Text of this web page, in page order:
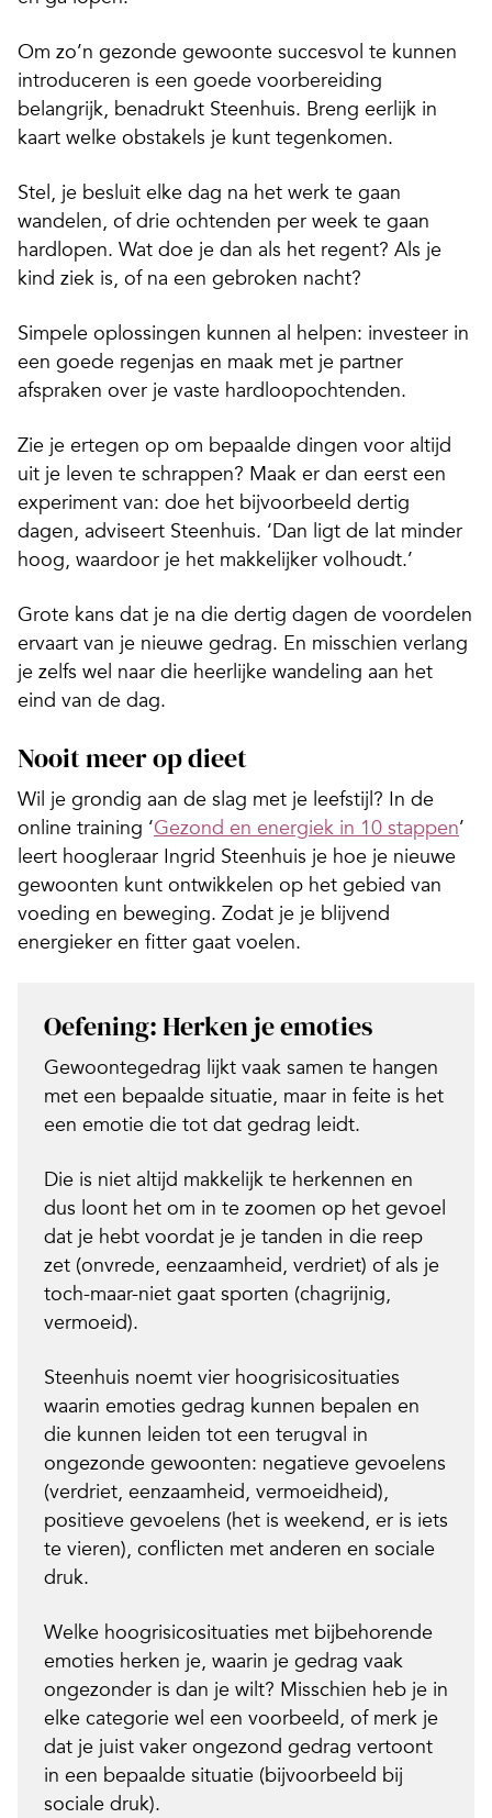
Om zo’n gezonde gewoonte succesvol te kunnen
introduceren is een goede voorbereiding
belangrijk, benadrukt Steenhuis. Breng eerlijk in
kaart welke obstakels je kunt tegenkomen.
Stel, je besluit elke dag na het werk te gaan
wandelen, of drie ochtenden per week te gaan
hardlopen. Wat doe je dan als het regent? Als je
kind ziek is, of na een gebroken nacht?
Simpele oplossingen kunnen al helpen: investeer in
een goede regenjas en maak met je partner
afspraken over je vaste hardloopochtenden.
Zie je ertegen op om bepaalde dingen voor altijd
uit je leven te schrappen? Maak er dan eerst een
experiment van: doe het bijvoorbeeld dertig
dagen, adviseert Steenhuis. ‘Dan ligt de lat minder
hoog, waardoor je het makkelijker volhoudt.’
Grote kans dat je na die dertig dagen de voordelen
ervaart van je nieuwe gedrag. En misschien verlang
je zelfs wel naar die heerlijke wandeling aan het
eind van de dag.
Nooit meer op dieet
Wil je grondig aan de slag met je leefstijl? In de
online training ‘Gezond en energiek in 10 stappen’
leert hoogleraar Ingrid Steenhuis je hoe je nieuwe
gewoonten kunt ontwikkelen op het gebied van
voeding en beweging. Zodat je je blijvend
energieker en fitter gaat voelen.
Oefening: Herken je emoties
Gewoontegedrag lijkt vaak samen te hangen
met een bepaalde situatie, maar in feite is het
een emotie die tot dat gedrag leidt.
Die is niet altijd makkelijk te herkennen en
dus loont het om in te zoomen op het gevoel
dat je hebt voordat je je tanden in die reep
zet (onvrede, eenzaamheid, verdriet) of als je
toch-maar-niet gaat sporten (chagrijnig,
vermoeid).
Steenhuis noemt vier hoogrisicosituaties
waarin emoties gedrag kunnen bepalen en
die kunnen leiden tot een terugval in
ongezonde gewoonten: negatieve gevoelens
(verdriet, eenzaamheid, vermoeidheid),
positieve gevoelens (het is weekend, er is iets
te vieren), conflicten met anderen en sociale
druk.
Welke hoogrisicosituaties met bijbehorende
emoties herken je, waarin je gedrag vaak
ongezonder is dan je wilt? Misschien heb je in
elke categorie wel een voorbeeld, of merk je
dat je juist vaker ongezond gedrag vertoont
in een bepaalde situatie (bijvoorbeeld bij
sociale druk).